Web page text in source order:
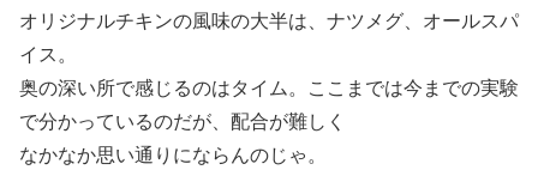
オリジナルチキンの風味の大半は、ナツメグ、オールスパ
イス。
奥の深い所で感じるのはタイム。ここまでは今までの実験
で分かっているのだが、配合が難しく
なかなか思い通りにならんのじゃ。